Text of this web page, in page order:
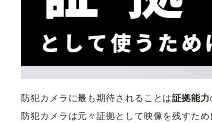
防犯カメラに最も期待されることは証拠能力
防犯カメラは元々証拠として映像を残すた